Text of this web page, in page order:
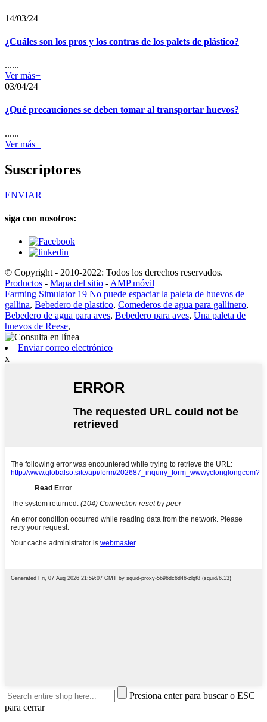
14/03/24
¿Cuáles son los pros y los contras de los palets de plástico?
......
Ver más+
03/04/24
¿Qué precauciones se deben tomar al transportar huevos?
......
Ver más+
Suscriptores
ENVIAR
siga con nosotros:
© Copyright - 2010-2022: Todos los derechos reservados.
Productos - Mapa del sitio - AMP móvil
Farming Simulator 19 No puede espaciar la paleta de huevos de
gallina, Bebedero de plastico, Comederos de agua para gallinero,
Bebedero de agua para aves, Bebedero para aves, Una paleta de
huevos de Reese,
Enviar correo electrónico
x
Presiona enter para buscar o ESC
para cerrar